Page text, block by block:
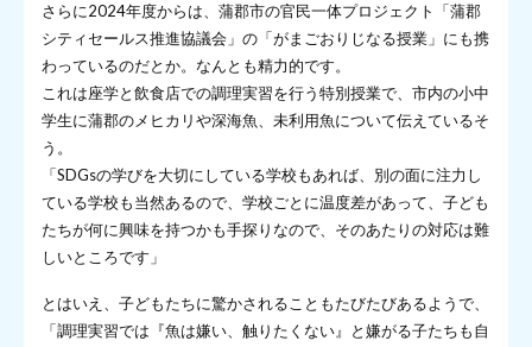
さらに2024年度からは、蒲郡市の官民一体プロジェクト「蒲郡
シティセールス推進協議会」の「がまごおりじなる授業」にも携
わっているのだとか。なんとも精力的です。
これは座学と飲食店での調理実習を行う特別授業で、市内の小中
学生に蒲郡のメヒカリや深海魚、未利用魚について伝えているそ
う。
「SDGsの学びを大切にしている学校もあれば、別の面に注力し
ている学校も当然あるので、学校ごとに温度差があって、子ども
たちが何に興味を持つかも手探りなので、そのあたりの対応は難
しいところです」
とはいえ、子どもたちに驚かされることもたびたびあるようで、
「調理実習では『魚は嫌い、触りたくない』と嫌がる子たちも自